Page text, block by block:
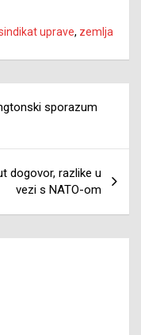
uprave, zemlja
sporazum
dogovor, razlike u
vezi s NATO-om